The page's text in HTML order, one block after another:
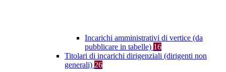
Incarichi amministrativi di vertice (da
pubblicare in tabelle) 16
Titolari di incarichi dirigenziali (dirigenti non
generali) 26